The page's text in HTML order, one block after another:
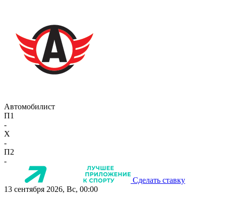
Автомобилист
П1
-
X
-
П2
-
Сделать ставку
13 сентября 2026, Вс, 00:00